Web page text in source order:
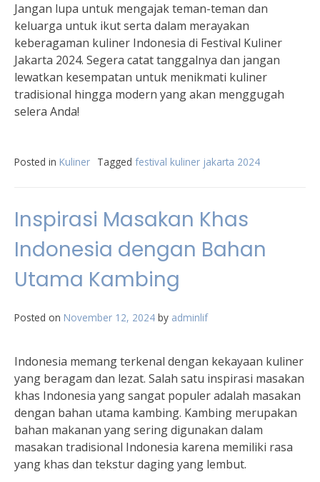
Jangan lupa untuk mengajak teman-teman dan
keluarga untuk ikut serta dalam merayakan
keberagaman kuliner Indonesia di Festival Kuliner
Jakarta 2024. Segera catat tanggalnya dan jangan
lewatkan kesempatan untuk menikmati kuliner
tradisional hingga modern yang akan menggugah
selera Anda!
Posted in Kuliner Tagged festival kuliner jakarta 2024
Inspirasi Masakan Khas
Indonesia dengan Bahan
Utama Kambing
Posted on November 12, 2024 by adminlif
Indonesia memang terkenal dengan kekayaan kuliner
yang beragam dan lezat. Salah satu inspirasi masakan
khas Indonesia yang sangat populer adalah masakan
dengan bahan utama kambing. Kambing merupakan
bahan makanan yang sering digunakan dalam
masakan tradisional Indonesia karena memiliki rasa
yang khas dan tekstur daging yang lembut.